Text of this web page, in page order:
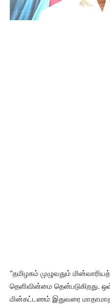
“தமிழகம் முழுவதும்
தெளிவின்மை தென்படுகிறது.
மின்கட்டணம் இதுவரை